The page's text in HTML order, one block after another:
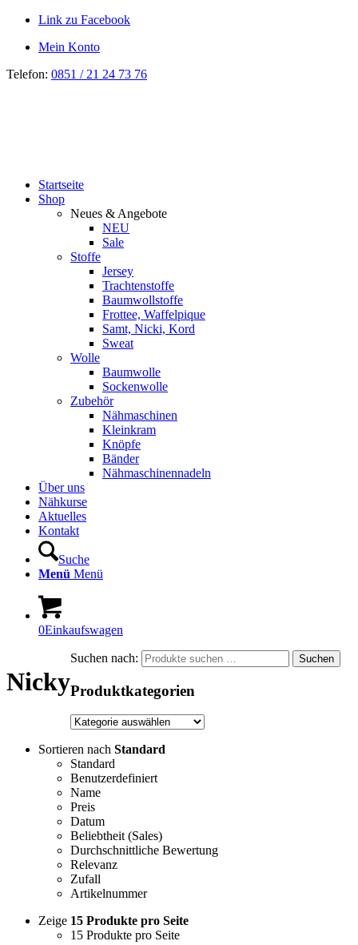
Link zu Facebook
Mein Konto
Telefon: 0851 / 21 24 73 76
Startseite
Shop
Neues & Angebote
NEU
Sale
Stoffe
Jersey
Trachtenstoffe
Baumwollstoffe
Frottee, Waffelpique
Samt, Nicki, Kord
Sweat
Wolle
Baumwolle
Sockenwolle
Zubehör
Nähmaschinen
Kleinkram
Knöpfe
Bänder
Nähmaschinennadeln
Über uns
Nähkurse
Aktuelles
Kontakt
Suche
Menü Menü
0Einkaufswagen
Nicky
Sortieren nach Standard
Standard
Benutzerdefiniert
Name
Preis
Datum
Beliebtheit (Sales)
Durchschnittliche Bewertung
Relevanz
Zufall
Artikelnummer
Zeige 15 Produkte pro Seite
15 Produkte pro Seite
Suchen nach: Suchen
Produktkategorien